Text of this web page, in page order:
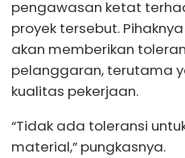
pengawasan ketat
proyek tersebut.
akan memberikan
pelanggaran, terutama
kualitas pekerjaan.
“Tidak ada toleransi
material,” pungkasnya.